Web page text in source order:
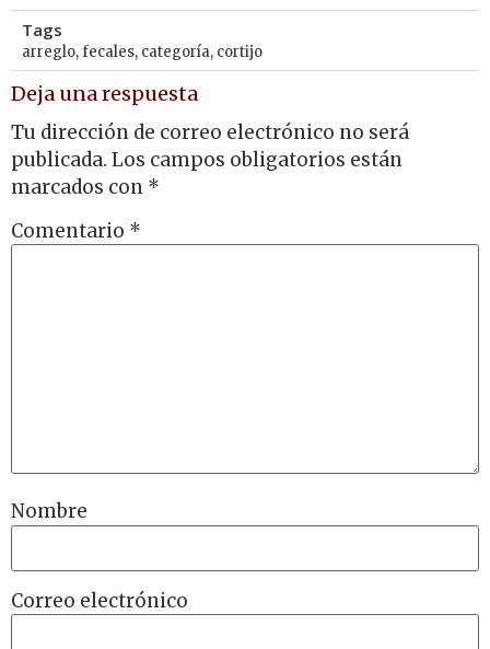
Tags
arreglo,fecales, categoría, cortijo
Deja una respuesta
Tu dirección de correo electrónico no será
publicada. Los campos obligatorios están
marcados con *
Comentario *
Nombre
Correo electrónico